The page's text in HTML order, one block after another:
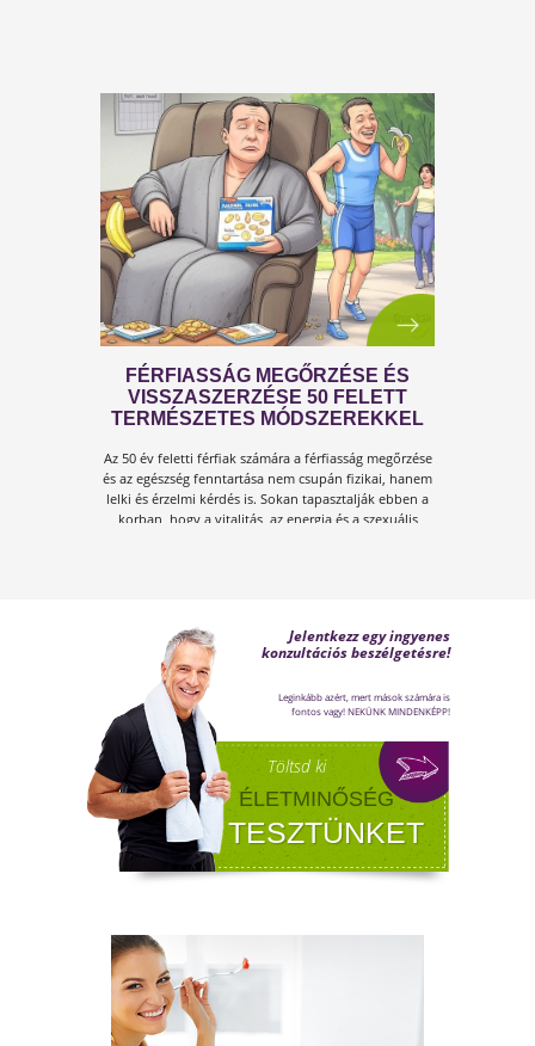
A KÁNIKULA 6 LEGFŐBB
VESZÉLYE
Amikor a hőmérséklet tartósan 30–35 °C fölé
emelkedik, szervezetünk hőszabályozó
rendszere komoly terhelés alá kerül.Tünetek,
FÉRFI VÁLTOZÓKOR - A
LEHETŐSÉGET LÁSD MEG